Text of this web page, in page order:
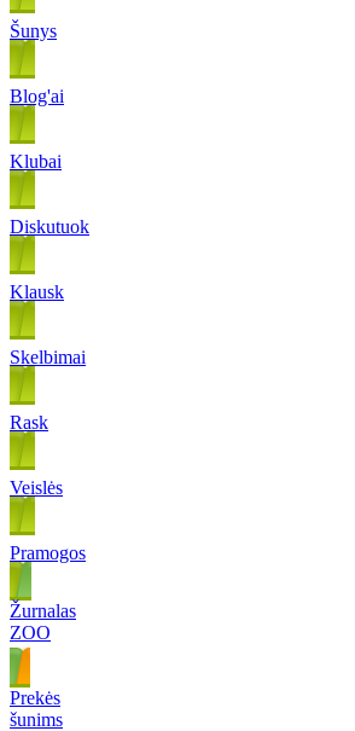
Šunys
Blog'ai
Klubai
Diskutuok
Klausk
Skelbimai
Rask
Veislės
Pramogos
Žurnalas
ZOO
Prekės
šunims